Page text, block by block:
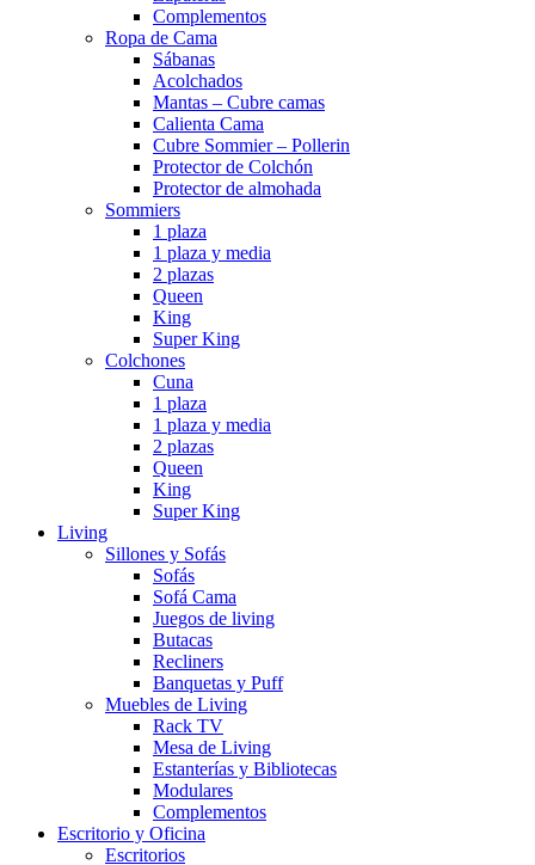
Complementos
Ropa de Cama
Sábanas
Acolchados
Mantas – Cubre camas
Calienta Cama
Cubre Sommier – Pollerin
Protector de Colchón
Protector de almohada
Sommiers
1 plaza
1 plaza y media
2 plazas
Queen
King
Super King
Colchones
Cuna
1 plaza
1 plaza y media
2 plazas
Queen
King
Super King
Living
Sillones y Sofás
Sofás
Sofá Cama
Juegos de living
Butacas
Recliners
Banquetas y Puff
Muebles de Living
Rack TV
Mesa de Living
Estanterías y Bibliotecas
Modulares
Complementos
Escritorio y Oficina
Escritorios